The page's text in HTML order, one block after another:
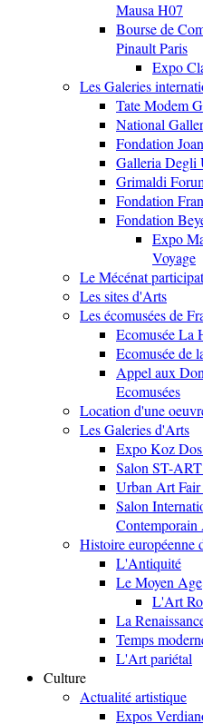
Mausa H07
Bourse de
Pinault Paris
Expo
Les Galeries
Tate Modem
National
Fondation
Galleria Degli
Grimaldi
Fondation
Fondation
Expo
Voyage
Le Mécénat
Les sites d'Arts
Les écomusées de
Ecomusée La
Ecomusée de
Appel aux
Ecomusées
Location d'une
Les Galeries d'Arts
Expo Koz
Salon ST-
Urban Art Fair
Salon
Histoire européenne
L'Antiquité
Le Moyen Age
L'Art
La
Temps
L'Art pariétal
Culture
Actualité artistique
Expos